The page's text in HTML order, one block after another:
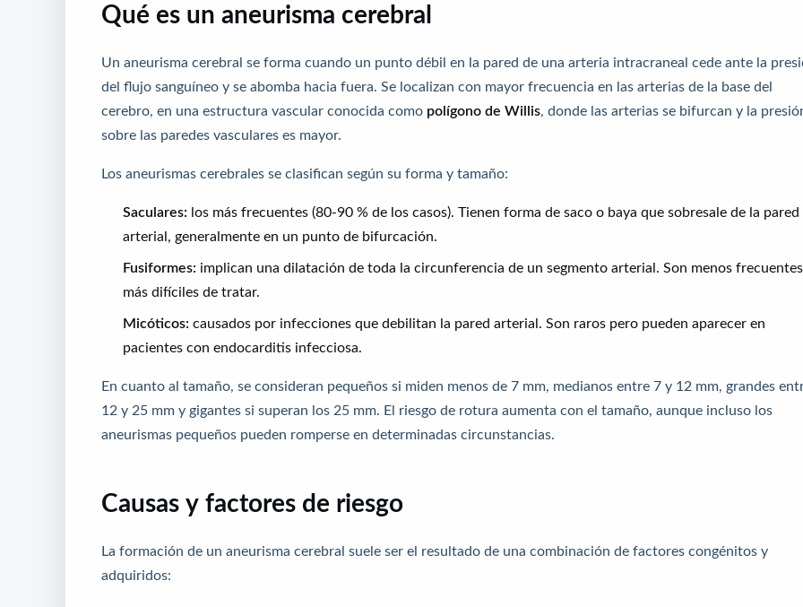
Qué es un aneurisma cerebral
Un aneurisma cerebral se forma cuando un punto débil en la pared de una arteria intracraneal cede ante la
del flujo sanguíneo y se abomba hacia fuera. Se localizan con mayor frecuencia en las arterias de la base del
cerebro, en una estructura vascular conocida como polígono de Willis , donde las arterias se bifurcan y la
sobre las paredes vasculares es mayor.
Los aneurismas cerebrales se clasifican según su forma y tamaño:
Saculares: los más frecuentes (80-90 % de los casos). Tienen forma de saco o baya que sobresale de la pared
arterial, generalmente en un punto de bifurcación.
Fusiformes: implican una dilatación de toda la circunferencia de un segmento arterial. Son menos
más difíciles de tratar.
Micóticos: causados por infecciones que debilitan la pared arterial. Son raros pero pueden aparecer en
pacientes con endocarditis infecciosa.
En cuanto al tamaño, se consideran pequeños si miden menos de 7 mm, medianos entre 7 y 12 mm, grandes
12 y 25 mm y gigantes si superan los 25 mm. El riesgo de rotura aumenta con el tamaño, aunque incluso los
aneurismas pequeños pueden romperse en determinadas circunstancias.
Causas y factores de riesgo
La formación de un aneurisma cerebral suele ser el resultado de una combinación de factores congénitos y
adquiridos: